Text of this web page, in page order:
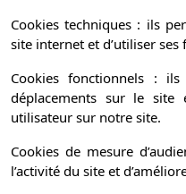
Cookies techniques : ils
site internet et d’utiliser ses
Cookies fonctionnels :
déplacements sur le site
utilisateur sur notre site.
Cookies de mesure
l’activité du site et